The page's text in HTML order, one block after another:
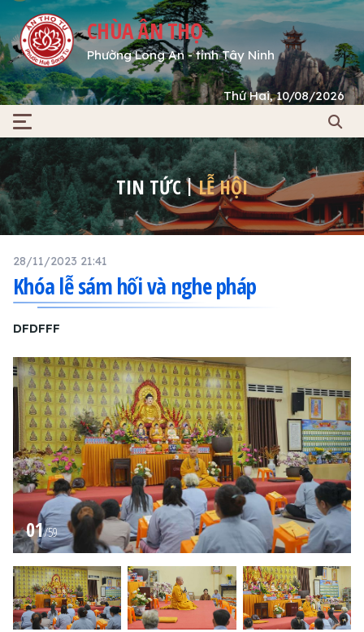
CHÙA ÂN THỌ
Phường Long An - tỉnh Tây Ninh
Thứ Hai, 10/08/2026
TIN TỨC LỄ HỘI
28/11/2023 21:41
Khóa lễ sám hối và nghe pháp
DFDFFF
01/59